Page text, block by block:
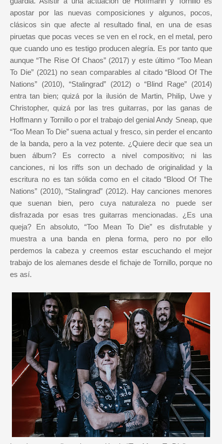
apostar por las nuevas composiciones y algunos, pocos,
clásicos sin que afecte al resultado final, en una de esas
piruetas que pocas veces se ven en el rock, en el metal, pero
que cuando uno es testigo producen alegría. Es por tanto que
aunque “The Rise Of Chaos” (2017) y este último “Too Mean
To Die” (2021) no sean comparables al citado “Blood Of The
Nations” (2010), “Stalingrad” (2012) o “Blind Rage” (2014)
entra tan bien; quizá por la ilusión de Martin, Philip, Uwe y
Christopher, quizá por las tres guitarras, por las ganas de
Hoffmann y Tornillo o por el trabajo del genial Andy Sneap, que
“Too Mean To Die” suena actual y fresco, sin perder el encanto
de la banda, pero a la vez potente. ¿Quiere decir que sea un
buen álbum? Es correcto a nivel compositivo; ni las
canciones, ni los riffs son un dechado de originalidad y la
escritura no es tan sólida como en el citado “Blood Of The
Nations” (2010), “Stalingrad” (2012). Hay canciones menores
que suenan bien, pero cuya naturaleza no puede ser
disfrazada por esas tres guitarras mencionadas. ¿Es una
queja? En absoluto, “Too Mean To Die” es disfrutable y
muestra a una banda en plena forma, pero no por ello
perdemos la cabeza y creemos estar escuchando el mejor
trabajo de los alemanes desde el fichaje de Tornillo, porque no
es así.